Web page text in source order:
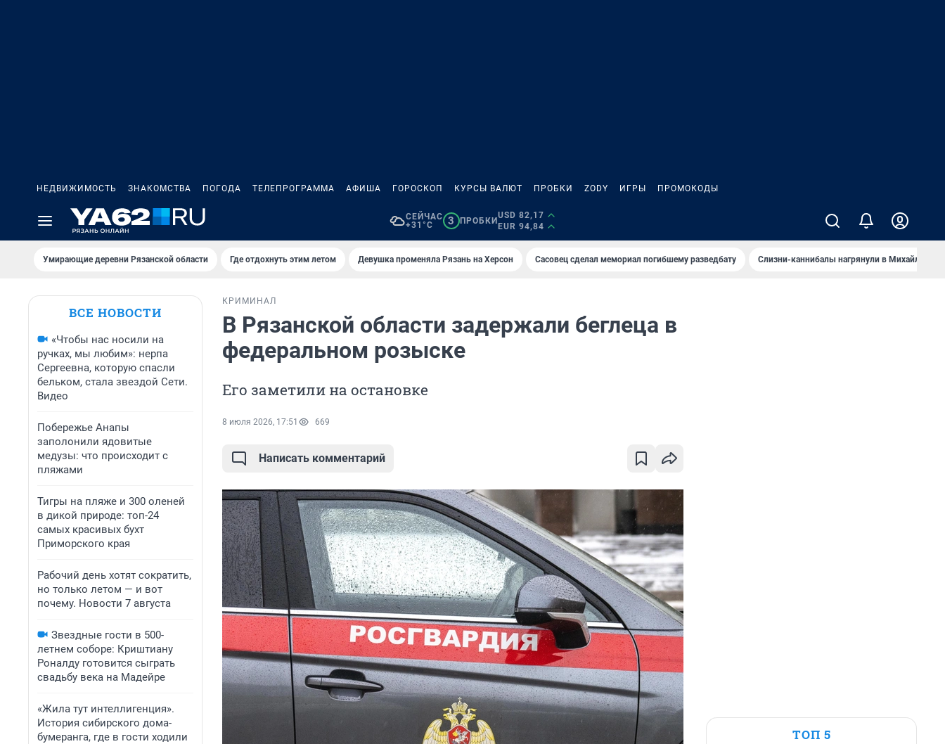
НЕДВИЖИМОСТЬ ЗНАКОМСТВА ПОГОДА ТЕЛЕПРОГРАММА АФИША ГОРОСКОП КУРСЫ ВАЛЮТ ПРОБКИ ZODY ИГРЫ ПРОМОКОДЫ
СЕЙЧАС
+31°C
3 ПРОБКИ
USD 82,17
EUR 94,84
Умирающие деревни Рязанской области Где отдохнуть этим летом Девушка променяла Рязань на Херсон Сасовец сделал мемориал погибшему разведбату Слизни-каннибалы нагрянули в Михайлов
ВСЕ НОВОСТИ
«Чтобы нас носили на
ручках, мы любим»: нерпа
Сергеевна, которую спасли
бельком, стала звездой Сети.
Видео
Побережье Анапы
заполонили ядовитые
медузы: что происходит с
пляжами
Тигры на пляже и 300 оленей
в дикой природе: топ-24
самых красивых бухт
Приморского края
Рабочий день хотят сократить,
но только летом — и вот
почему. Новости 7 августа
Звездные гости в 500-
летнем соборе: Криштиану
Роналду готовится сыграть
свадьбу века на Мадейре
«Жила тут интеллигенция».
История сибирского дома-
бумеранга, где в гости ходили
КРИМИНАЛ
В Рязанской области задержали беглеца в
федеральном розыске
Его заметили на остановке
8 июля 2026, 17:51 669
Написать комментарий
ТОП 5